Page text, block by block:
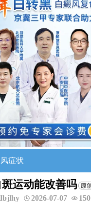
症状
运动能改善吗
2026-07-07 150